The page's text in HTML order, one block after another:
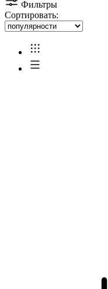
Фильтры
Сортировать: